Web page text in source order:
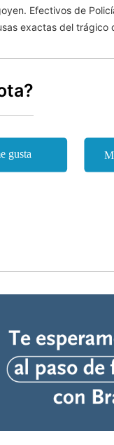
Efectivos de
exactas del trágico